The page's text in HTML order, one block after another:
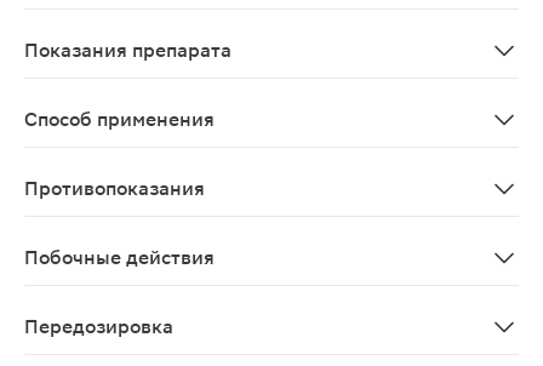
Показания препарата
Способ применения
Противопоказания
Побочные действия
Передозировка